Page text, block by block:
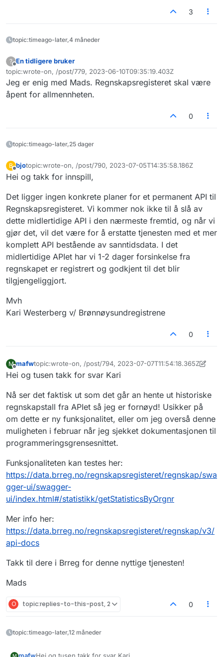
3
topic:timeago-later,4 måneder
?
Frakoblet
En tidligere bruker
topic:wrote-on, /post/779, 2023-06-10T09:35:19.403Z
Sist endret av
Jeg er enig med Mads. Regnskapsregisteret skal være
åpent for allmennheten.
0
topic:timeago-later,25 dager
B
Frakoblet
bjotopic:wrote-on, /post/790, 2023-07-05T14:35:58.186Z
Sist endret av
Hei og takk for innspill,
Det ligger ingen konkrete planer for et permanent API til
Regnskapsregisteret. Vi kommer nok ikke til å slå av
dette midlertidige API i den nærmeste fremtid, og når vi
gjør det, vil det være for å erstatte tjenesten med et mer
komplett API bestående av sanntidsdata. I det
midlertidige APIet har vi 1-2 dager forsinkelse fra
regnskapet er registrert og godkjent til det blir
tilgjengeliggjort.
Mvh
Kari Westerberg v/ Brønnøysundregistrene
0
M
Frakoblet
mafwtopic:wrote-on, /post/794, 2023-07-07T11:54:18.365Z
Sist endret av mafw7. jul. 2023, 11:55
Hei og tusen takk for svar Kari
Nå ser det faktisk ut som det går an hente ut historiske
regnskapstall fra APIet så jeg er fornøyd! Usikker på
om dette er ny funksjonalitet, eller om jeg overså denne
muligheten i februar når jeg sjekket dokumentasjonen til
programmeringsgrensesnittet.
Funksjonaliteten kan testes her:
https://data.brreg.no/regnskapsregisteret/regnskap/swa
gger-ui/swagger-
ui/index.html#/statistikk/getStatisticsByOrgnr
Mer info her:
https://data.brreg.no/regnskapsregisteret/regnskap/v3/
api-docs
Takk til dere i Brreg for denne nyttige tjenesten!
Mads
O topic:replies-to-this-post, 2 0
topic:timeago-later,12 måneder
M Hei og tusen takk for svar Kari